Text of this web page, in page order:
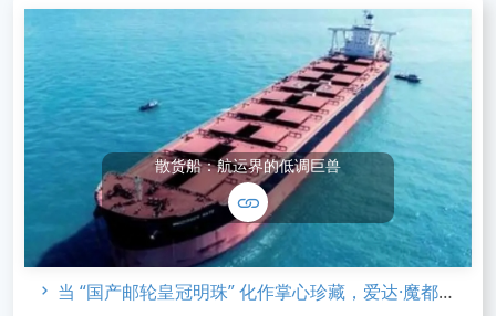
散货船：航运界的低调巨兽
当 “国产邮轮皇冠明珠” 化作掌心珍藏，爱达·魔都 合金系列 新品发布